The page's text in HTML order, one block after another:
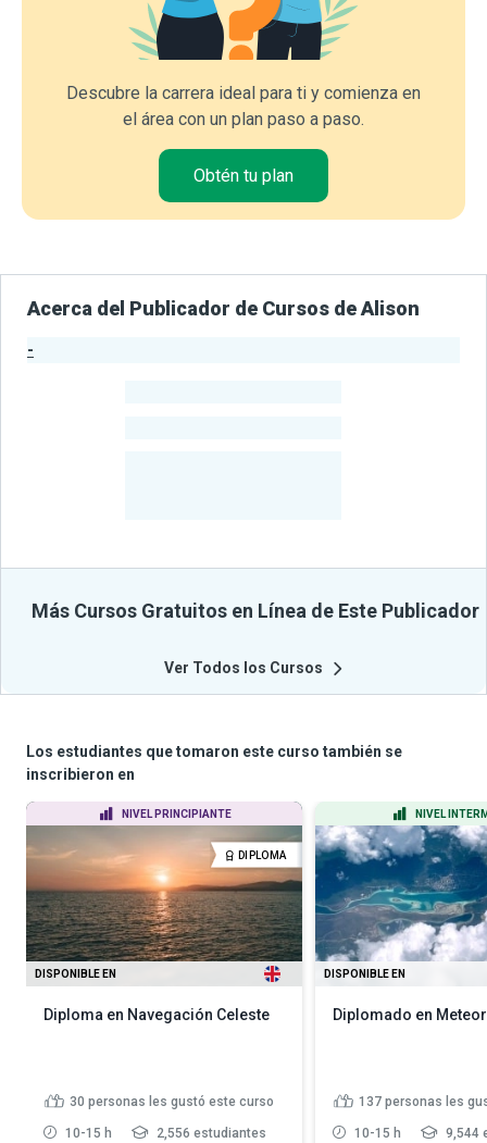
Descubre la carrera ideal para ti y comienza en
el área con un plan paso a paso.
Obtén tu plan
Acerca del Publicador de Cursos de Alison
-
Más Cursos Gratuitos en Línea de Este Publicador
Ver Todos los Cursos
Los estudiantes que tomaron este curso también se
inscribieron en
NIVEL PRINCIPIANTE
DIPLOMA
DISPONIBLE EN
Diploma en Navegación Celeste
30 personas les gustó este curso
10-15 h 2,556 estudiantes
NIVEL
DISPONIBLE EN
Diplomado en
137 personas les
10-15 h 9,544